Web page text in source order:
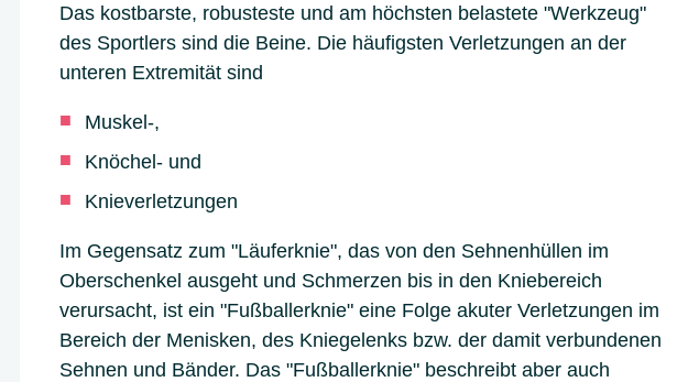
Das kostbarste, robusteste und am höchsten belastete "Werkzeug"
des Sportlers sind die Beine. Die häufigsten Verletzungen an der
unteren Extremität sind
Muskel-,
Knöchel- und
Knieverletzungen
Im Gegensatz zum "Läuferknie", das von den Sehnenhüllen im
Oberschenkel ausgeht und Schmerzen bis in den Kniebereich
verursacht, ist ein "Fußballerknie" eine Folge akuter Verletzungen im
Bereich der Menisken, des Kniegelenks bzw. der damit verbundenen
Sehnen und Bänder. Das "Fußballerknie" beschreibt aber auch